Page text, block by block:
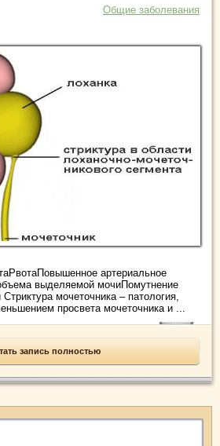
Общие заболевания
артериальное
выделяемой мочиПомутнение
мочеточника – патология,
просвета мочеточника и ...
запись полностью